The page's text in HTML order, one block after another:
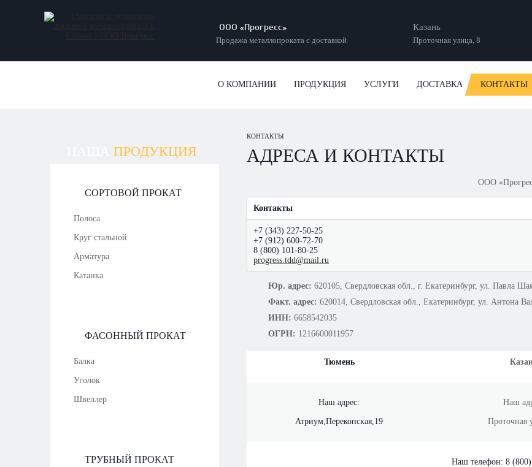
ООО «Прогресс»
Продажа металлопроката с доставкой
Казань
Проточная улица, 8
О КОМПАНИИ ПРОДУКЦИЯ УСЛУГИ ДОСТАВКА КОНТАКТЫ
ПРОДУКЦИЯ
СОРТОВОЙ ПРОКАТ
Полоса
Круг стальной
Арматура
Катанка
ФАСОННЫЙ ПРОКАТ
Балка
Уголок
Швеллер
ТРУБНЫЙ ПРОКАТ
КОНТАКТЫ
АДРЕСА И КОНТАКТЫ
ООО
Контакты
+7 (343) 227-50-25
+7 (912) 600-72-70
8 (800) 101-80-25
progress.tdd@mail.ru
Юр. адрес: 620105, Свердловская обл., г. Екатеринбург, ул. Павла
Факт. адрес: 620014, Свердловская обл., Екатеринбург, ул. Антона
ИНН: 6658542035
ОГРН: 1216600011957
Тюмень
Наш адрес:
Атриум,Перекопская,19
Наш
Проточная
Наш телефон: 8